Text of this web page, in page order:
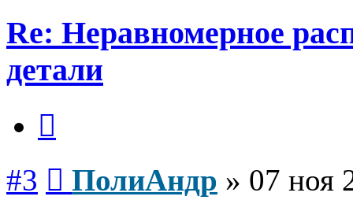
Re: Неравномерное
детали
#3 ПолиАндр » 07 ноя